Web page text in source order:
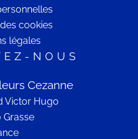
cookies
légales
NOUS
Cezanne
Victor Hugo
Grasse